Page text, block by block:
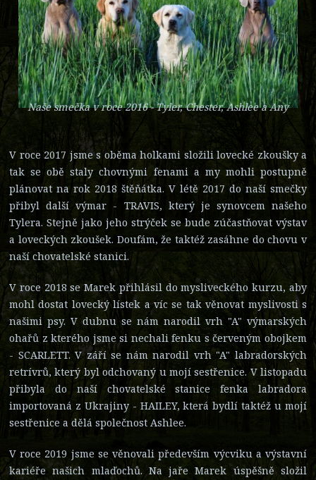
Naše smečka v roce 2016 - Tyler, Chester, Ashlee a Any
V roce 2017 jsme s oběma holkami složili lovecké zkoušky a
tak se obě staly chovnými fenami a my mohli postupně
plánovat na rok 2018 štěňátka. V létě 2017 do naší smečky
přibyl další výmar - TRAVIS, který je synovcem našeho
Tylera. Stejně jako jeho strýček se bude zúčastňovat výstav
a loveckých zkoušek. Doufám, že taktéž zasáhne do chovu v
naší chovatelské stanici.
V roce 2018 se Marek přihlásil do mysliveckého kurzu, aby
mohl dostat lovecký lístek a víc se tak věnovat myslivosti s
našimi psy. V dubnu se nám narodil vrh "A" výmarských
ohařů z kterého jsme si nechali fenku s červeným obojkem
- SCARLETT. V září se nám narodil vrh "A" labradorských
retrívrů, který byl odchovaný u mojí sestřenice. V listopadu
přibyla do naší chovatelské stanice fenka labradora
importovaná z Ukrajiny - HAILEY, která bydlí taktéž u mojí
sestřenice a dělá společnost Ashlee.
V roce 2019 jsme se věnovali především výcviku a výstavní
kariéře našich mlaďochů. Na jaře Marek úspěšně složil